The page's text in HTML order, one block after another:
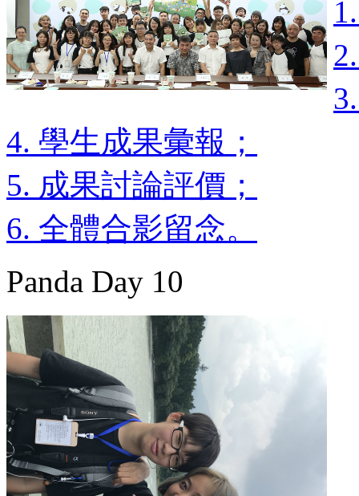
4. 學生成果彙報；
5. 成果討論評價；
6. 全體合影留念。
Panda Day 10